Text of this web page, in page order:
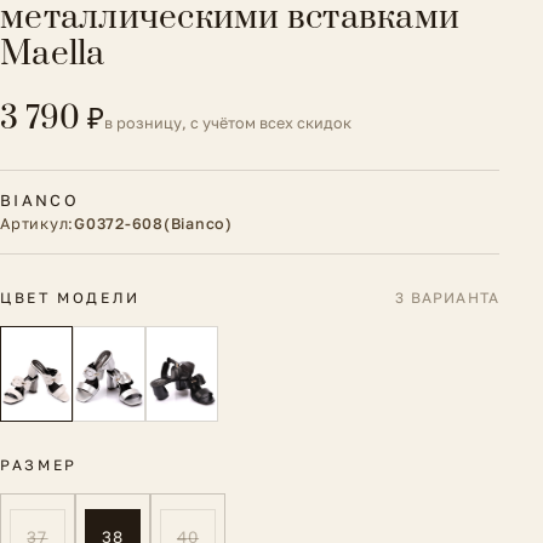
металлическими вставками
Maella
3 790 ₽в розницу, с учётом всех скидок
BIANCO
Артикул:G0372-608(Bianco)
ЦВЕТ МОДЕЛИ 3 ВАРИАНТА
РАЗМЕР
37 38 40